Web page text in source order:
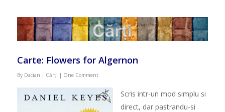
Carte: Flowers for Algernon
By Dacian | Cărți | One Comment
Scris intr-un mod simplu si
direct, dar pastrandu-si